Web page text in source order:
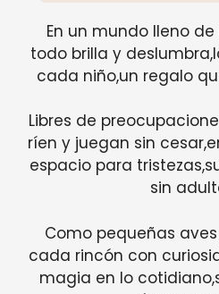
En un mundo lleno
todo brilla y
cada niño,un regalo
Libres de
ríen y juegan sin
espacio para
sin
Como pequeñas
cada rincón con
magia en lo